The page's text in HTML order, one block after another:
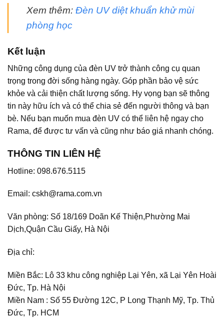
Xem thêm: Đèn UV diệt khuẩn khử mùi
phòng học
Kết luận
Những công dụng của đèn UV trở thành công cụ quan
trọng trong đời sống hàng ngày. Góp phần bảo vệ sức
khỏe và cải thiện chất lượng sống. Hy vọng bạn sẽ thông
tin này hữu ích và có thể chia sẻ đến người thông và bạn
bè. Nếu bạn muốn mua đèn UV có thể liên hệ ngay cho
Rama, để được tư vấn và cũng như báo giá nhanh chóng.
THÔNG TIN LIÊN HỆ
Hotline: 098.676.5115
Email: cskh@rama.com.vn
Văn phòng: Số 18/169 Doãn Kế Thiện,Phường Mai
Dịch,Quận Cầu Giấy, Hà Nội
Địa chỉ:
Miền Bắc: Lô 33 khu công nghiệp Lại Yên, xã Lại Yên Hoài
Đức, Tp. Hà Nội
Miền Nam : Số 55 Đường 12C, P Long Thạnh Mỹ, Tp. Thủ
Đức, Tp. HCM